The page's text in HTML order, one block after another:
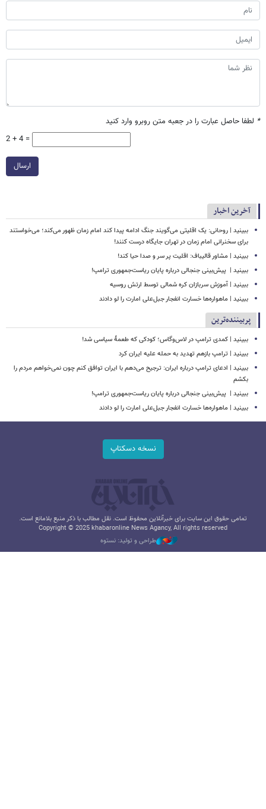
* لطفا حاصل عبارت را در جعبه متن روبرو وارد کنید
2 + 4 =
ارسال
آخرین اخبار
ببینید | روحانی: یک اقلیتی می‌گویند جنگ ادامه پیدا کند امام زمان ظهور می‌کند؛ می‌خواستند
برای سخنرانی امام زمان در تهران جایگاه درست کنند!
ببینید | مشاور قالیباف: اقلیت پر سر و صدا حیا کند!
ببینید | ‏ پیش‌بینی جنجالی درباره پایان ریاست‌جمهوری ترامپ!
ببینید | آموزش سربازان کره شمالی توسط ارتش روسیه
ببینید | ماهواره‌ها خسارت انفجار جبل‌علی امارت را لو دادند
پربیننده‌ترین
ببینید | کمدی ترامپ در لاس‌وگاس؛ کودکی که طعمۀ سیاسی شد!
ببینید | ترامپ بازهم تهدید به حمله علیه ایران کرد
ببینید | ادعای ترامپ درباره ایران: ترجیح می‌دهم با ایران توافق کنم چون نمی‌خواهم مردم را
بکشم
ببینید | ‏ پیش‌بینی جنجالی درباره پایان ریاست‌جمهوری ترامپ!
ببینید | ماهواره‌ها خسارت انفجار جبل‌علی امارت را لو دادند
نسخه دسکتاپ
تمامی حقوق این سایت برای خبرآنلاین محفوظ است. نقل مطالب با ذکر منبع بلامانع است.
Copyright © 2025 khabaronline News Agancy, All rights reserved
طراحی و تولید: نستوه